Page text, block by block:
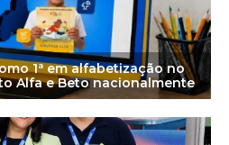
1ª em alfabetização no
Alfa e Beto nacionalmente